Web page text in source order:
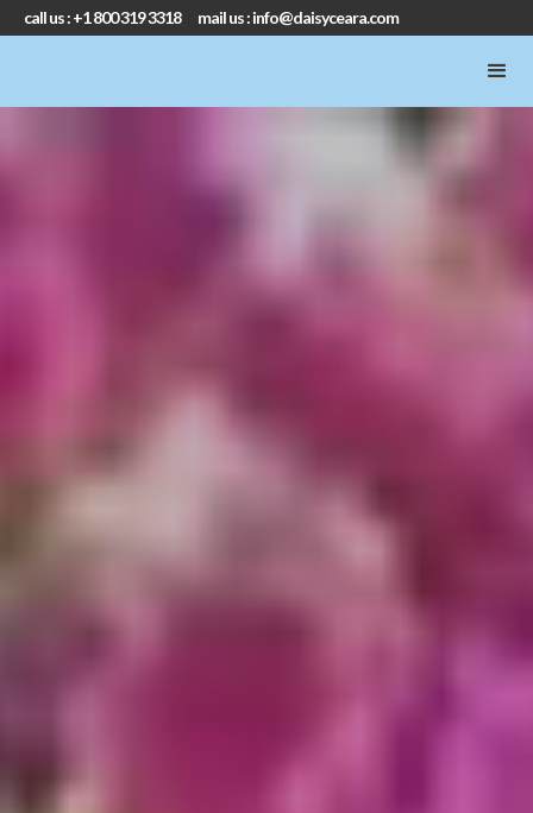
call us : +1 800 319 3318 mail us : info@daisyceara.com